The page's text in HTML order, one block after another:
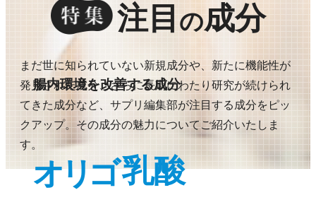
注目 の成分
まだ世に知られていない新規成分や、新たに機能性が
発見された成分、さらに長期にわたり研究が続けられ
てきた成分など、サプリ編集部が注目する成分をピッ
クアップ。その成分の魅力についてご紹介いたしま
す。
腸内環境を改善する成分
オリゴ乳酸